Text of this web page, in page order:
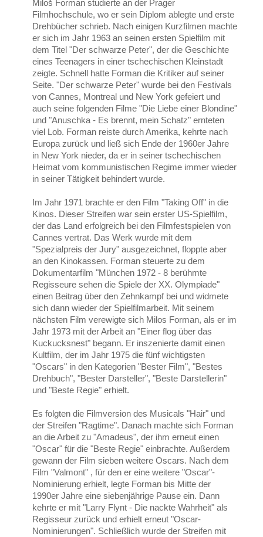
Miloš Forman studierte an der Prager
Filmhochschule, wo er sein Diplom ablegte und erste
Drehbücher schrieb. Nach einigen Kurzfilmen machte
er sich im Jahr 1963 an seinen ersten Spielfilm mit
dem Titel "Der schwarze Peter", der die Geschichte
eines Teenagers in einer tschechischen Kleinstadt
zeigte. Schnell hatte Forman die Kritiker auf seiner
Seite. "Der schwarze Peter" wurde bei den Festivals
von Cannes, Montreal und New York gefeiert und
auch seine folgenden Filme "Die Liebe einer Blondine"
und "Anuschka - Es brennt, mein Schatz" ernteten
viel Lob. Forman reiste durch Amerika, kehrte nach
Europa zurück und ließ sich Ende der 1960er Jahre
in New York nieder, da er in seiner tschechischen
Heimat vom kommunistischen Regime immer wieder
in seiner Tätigkeit behindert wurde.
Im Jahr 1971 brachte er den Film "Taking Off" in die
Kinos. Dieser Streifen war sein erster US-Spielfilm,
der das Land erfolgreich bei den Filmfestspielen von
Cannes vertrat. Das Werk wurde mit dem
"Spezialpreis der Jury" ausgezeichnet, floppte aber
an den Kinokassen. Forman steuerte zu dem
Dokumentarfilm "München 1972 - 8 berühmte
Regisseure sehen die Spiele der XX. Olympiade"
einen Beitrag über den Zehnkampf bei und widmete
sich dann wieder der Spielfilmarbeit. Mit seinem
nächsten Film verewigte sich Milos Forman, als er im
Jahr 1973 mit der Arbeit an "Einer flog über das
Kuckucksnest" begann. Er inszenierte damit einen
Kultfilm, der im Jahr 1975 die fünf wichtigsten
"Oscars" in den Kategorien "Bester Film", "Bestes
Drehbuch", "Bester Darsteller", "Beste Darstellerin"
und "Beste Regie" erhielt.
Es folgten die Filmversion des Musicals "Hair" und
der Streifen "Ragtime". Danach machte sich Forman
an die Arbeit zu "Amadeus", der ihm erneut einen
"Oscar" für die "Beste Regie" einbrachte. Außerdem
gewann der Film sieben weitere Oscars. Nach dem
Film "Valmont" , für den er eine weitere "Oscar"-
Nominierung erhielt, legte Forman bis Mitte der
1990er Jahre eine siebenjährige Pause ein. Dann
kehrte er mit "Larry Flynt - Die nackte Wahrheit" als
Regisseur zurück und erhielt erneut "Oscar-
Nominierungen". Schließlich wurde der Streifen mit